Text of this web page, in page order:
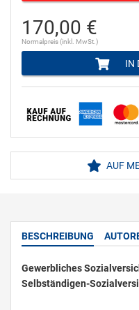
170,00 €
Normalpreis (inkl. MwSt.)
IN
AUF
BESCHREIBUNG
Gewerbliches
Selbständigen-